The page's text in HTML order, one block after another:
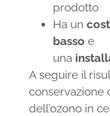
prodotto
Ha un
basso e
una
A seguire il
conservazione
dell’ozono in